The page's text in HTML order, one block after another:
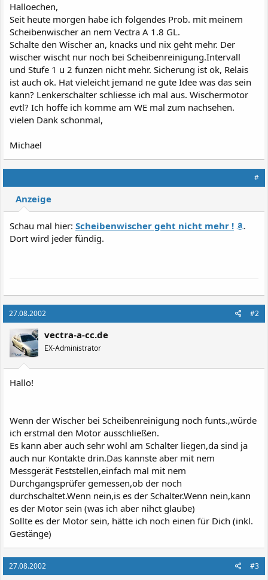
Halloechen,
Seit heute morgen habe ich folgendes Prob. mit meinem
Scheibenwischer an nem Vectra A 1.8 GL.
Schalte den Wischer an, knacks und nix geht mehr. Der
wischer wischt nur noch bei Scheibenreinigung.Intervall
und Stufe 1 u 2 funzen nicht mehr. Sicherung ist ok, Relais
ist auch ok. Hat vieleicht jemand ne gute Idee was das sein
kann? Lenkerschalter schliesse ich mal aus. Wischermotor
evtl? Ich hoffe ich komme am WE mal zum nachsehen.
vielen Dank schonmal,
Michael
#
Anzeige
Schau mal hier: Scheibenwischer geht nicht mehr !
.
Dort wird jeder fündig.
27.08.2002 #2
vectra-a-cc.de
EX-Administrator
Hallo!
Wenn der Wischer bei Scheibenreinigung noch funts.,würde
ich erstmal den Motor ausschließen.
Es kann aber auch sehr wohl am Schalter liegen,da sind ja
auch nur Kontakte drin.Das kannste aber mit nem
Messgerät Feststellen,einfach mal mit nem
Durchgangsprüfer gemessen,ob der noch
durchschaltet.Wenn nein,is es der Schalter.Wenn nein,kann
es der Motor sein (was ich aber nihct glaube)
Sollte es der Motor sein, hätte ich noch einen für Dich (inkl.
Gestänge)
27.08.2002 #3